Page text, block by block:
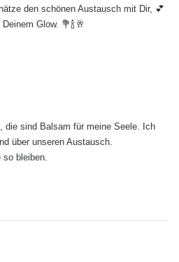
den schönen Austausch mit Dir, 💕
Glow. 💐🍾🥂
die sind Balsam für meine Seele. Ich
über unseren Austausch.
so bleiben.